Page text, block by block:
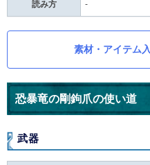
読み方 -
素材・アイテム
恐暴竜の剛鉤爪の使い道
武器